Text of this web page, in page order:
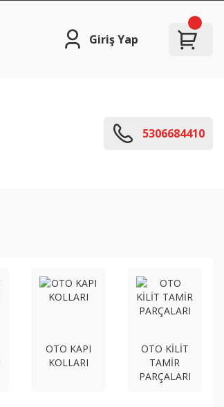
Giriş Yap
5306684410
OTO KAPI
KOLLARI
OTO KİLİT
TAMİR
PARÇALARI